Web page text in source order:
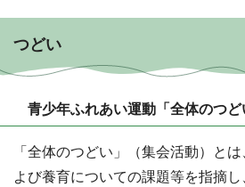
つどい
青少年ふれあい運動「全体のつど
「全体のつどい」（集会活動）と
よび養育についての課題等を指摘